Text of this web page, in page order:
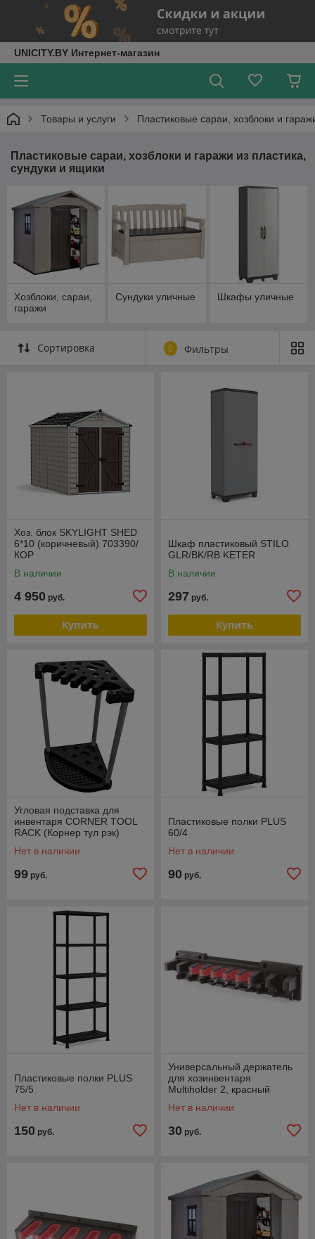
UNICITY.BY Интернет-магазин
Товары и услуги Пластиковые сараи, хозблоки и
Пластиковые сараи, хозблоки и гаражи из пластика,
сундуки и ящики
Хозблоки, сараи,
гаражи
Сундуки уличные Шкафы уличные
Сортировка 0 Фильтры
Хоз. блок SKYLIGHT SHED
6*10 (коричневый) 703390/
КОР
В наличии
4 950 руб.
Купить
Шкаф пластиковый STILO
GLR/BK/RB KETER
В наличии
297 руб.
Купить
Угловая подставка для
инвентаря CORNER TOOL
RACK (Корнер тул рэк)
Нет в наличии
99 руб.
Пластиковые полки PLUS
60/4
Нет в наличии
90 руб.
Пластиковые полки PLUS
75/5
Нет в наличии
150 руб.
Универсальный держатель
для хозинвентаря
Multiholder 2, красный
Нет в наличии
30 руб.